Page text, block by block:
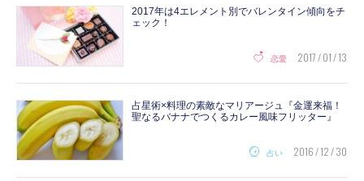
2017年は4エレメント別でバレンタイン傾向をチ
ェック！
恋愛 2017 / 01 / 13
占星術×料理の素敵なマリアージュ『金運来福！
聖なるバナナでつくるカレー風味フリッター』
占い 2016 / 12 / 30